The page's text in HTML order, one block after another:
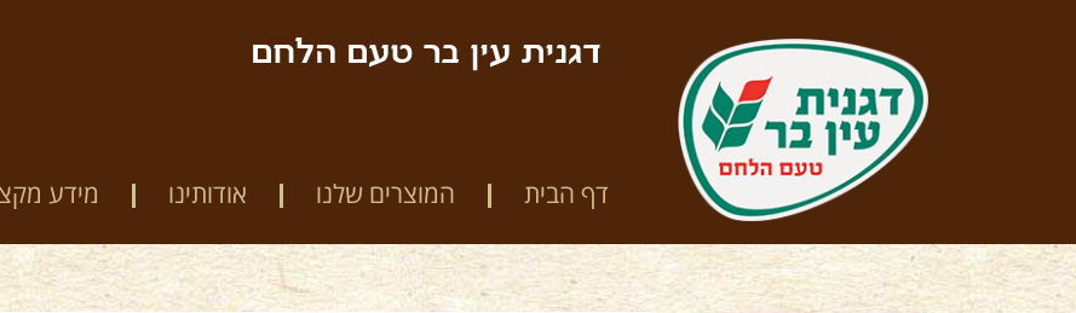
דגנית עין בר טעם הלחם
דף הבית המוצרים שלנו אודותינו מידע